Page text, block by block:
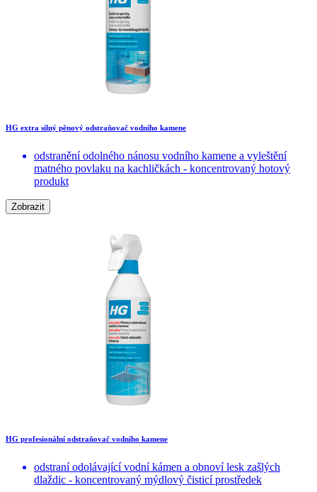
HG extra silný pěnový odstraňovač vodního kamene
odstranění odolného nánosu vodního kamene a vyleštění
matného povlaku na kachličkách - koncentrovaný hotový
produkt
Zobrazit
HG profesionální odstraňovač vodního kamene
odstraní odolávající vodní kámen a obnoví lesk zašlých
dlaždic - koncentrovaný mýdlový čisticí prostředek